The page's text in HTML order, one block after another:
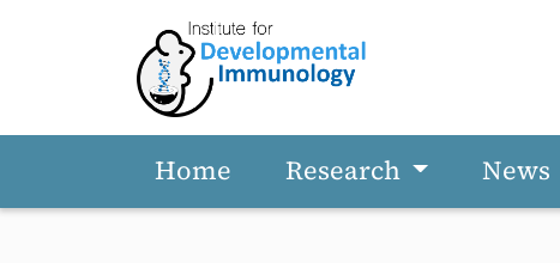
Home Research News